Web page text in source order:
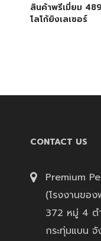
สินค้าพรีเมี่ยม
โลโก้ยิงเลเซอร์
CONTACT US
Premium
(โรงงานของ
372 หมู่ 4 ต
กระทุ่มแบน